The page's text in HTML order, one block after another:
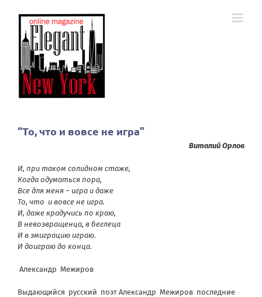
“То, что и вовсе не игра”
Виталий Орлов
И, при таком солидном стаже,
Когда одуматься пора,
Все для меня – игра и даже
То, что и вовсе не игра.
И, даже крадучись по краю,
В невозвращенца, в беглеца
И в эмиграцию играю.
И доиграю до конца.
Александр Межиров
Выдающийся русский поэт Александр Межиров последние